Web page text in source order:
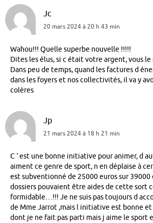
Jc
20 mars 2024 à 20 h 43 min
Wahou!!! Quelle superbe nouvelle !!!!!
Dites les élus, si c était votre argent, vous le
Dans peu de temps, quand les factures d
dans les foyers et nos collectivités, il va y
colères
Jp
21 mars 2024 à 18 h 21 min
C ‘ est une bonne initiative pour animer, d
aiment ce genre de sport, n en déplaise à
est subventionné de 25000 euros sur 39000
dossiers pouvaient être aides de cette sort
formidable…!!! Je ne suis pas toujours d
de Mme Jarrot ,mais l initiative est bonne
dont je ne fait pas parti mais j aime le sport